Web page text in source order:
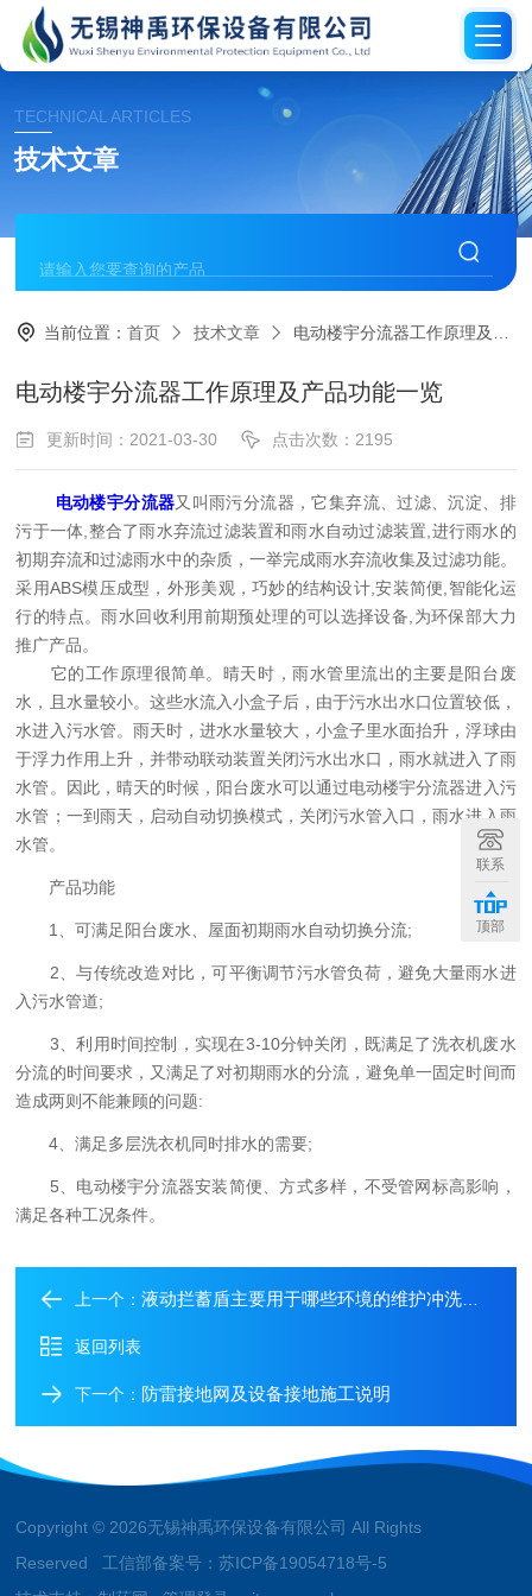
TECHNICAL ARTICLES
技术文章
当前位置：首页 技术文章 电动楼宇分流器工作原理及产品功能一览
电动楼宇分流器工作原理及产品功能一览
更新时间：2021-03-30 点击次数：2195
电动楼宇分流器又叫雨污分流器，它集弃流、过滤、沉淀、排
污于一体,整合了雨水弃流过滤装置和雨水自动过滤装置,进行雨水的
初期弃流和过滤雨水中的杂质，一举完成雨水弃流收集及过滤功能。
采用ABS模压成型，外形美观，巧妙的结构设计,安装简便,智能化运
行的特点。雨水回收利用前期预处理的可以选择设备,为环保部大力
推广产品。
它的工作原理很简单。晴天时，雨水管里流出的主要是阳台废
水，且水量较小。这些水流入小盒子后，由于污水出水口位置较低，
水进入污水管。雨天时，进水水量较大，小盒子里水面抬升，浮球由
于浮力作用上升，并带动联动装置关闭污水出水口，雨水就进入了雨
水管。因此，晴天的时候，阳台废水可以通过电动楼宇分流器进入污
水管；一到雨天，启动自动切换模式，关闭污水管入口，雨水进入雨
水管。
产品功能
1、可满足阳台废水、屋面初期雨水自动切换分流;
2、与传统改造对比，可平衡调节污水管负荷，避免大量雨水进
入污水管道;
3、利用时间控制，实现在3-10分钟关闭，既满足了洗衣机废水
分流的时间要求，又满足了对初期雨水的分流，避免单一固定时间而
造成两则不能兼顾的问题:
4、满足多层洗衣机同时排水的需要;
5、电动楼宇分流器安装简便、方式多样，不受管网标高影响，
满足各种工况条件。
上一个：液动拦蓄盾主要用于哪些环境的维护冲洗工作
返回列表
下一个： 防雷接地网及设备接地施工说明
Copyright © 2026无锡神禹环保设备有限公司 All Rights
Reserved 工信部备案号：苏ICP备19054718号-5
联系
顶部